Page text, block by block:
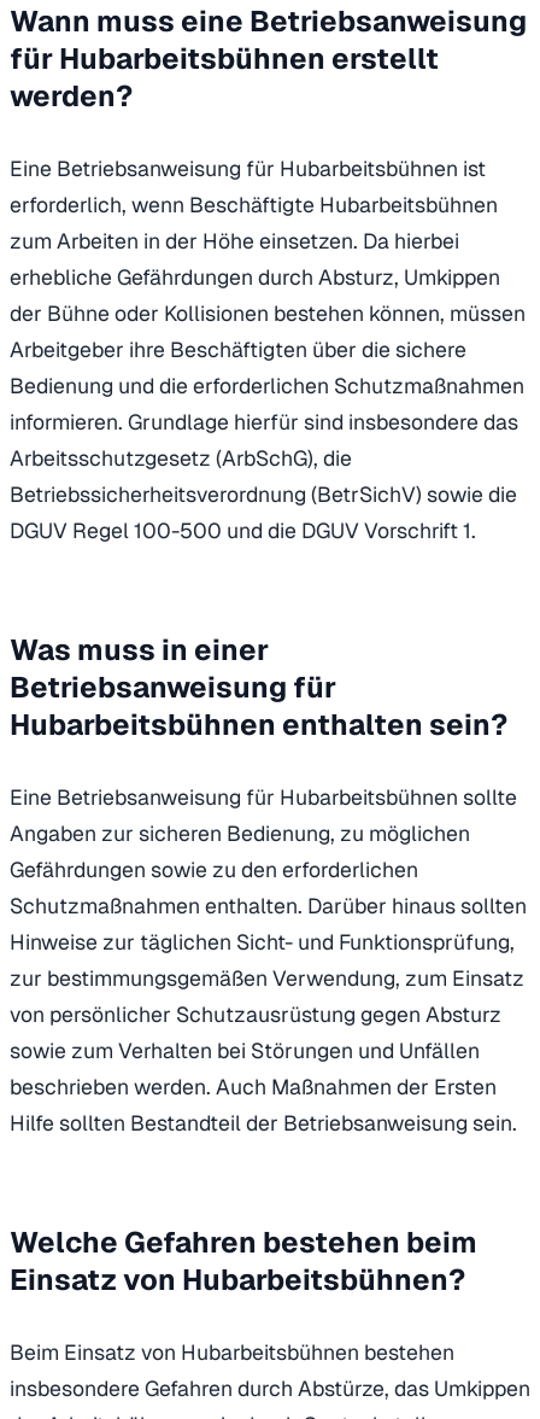
Wann muss eine Betriebsanweisung
für Hubarbeitsbühnen erstellt
werden?
Eine Betriebsanweisung für Hubarbeitsbühnen ist
erforderlich, wenn Beschäftigte Hubarbeitsbühnen
zum Arbeiten in der Höhe einsetzen. Da hierbei
erhebliche Gefährdungen durch Absturz, Umkippen
der Bühne oder Kollisionen bestehen können, müssen
Arbeitgeber ihre Beschäftigten über die sichere
Bedienung und die erforderlichen Schutzmaßnahmen
informieren. Grundlage hierfür sind insbesondere das
Arbeitsschutzgesetz (ArbSchG), die
Betriebssicherheitsverordnung (BetrSichV) sowie die
DGUV Regel 100-500 und die DGUV Vorschrift 1.
Was muss in einer
Betriebsanweisung für
Hubarbeitsbühnen enthalten sein?
Eine Betriebsanweisung für Hubarbeitsbühnen sollte
Angaben zur sicheren Bedienung, zu möglichen
Gefährdungen sowie zu den erforderlichen
Schutzmaßnahmen enthalten. Darüber hinaus sollten
Hinweise zur täglichen Sicht- und Funktionsprüfung,
zur bestimmungsgemäßen Verwendung, zum Einsatz
von persönlicher Schutzausrüstung gegen Absturz
sowie zum Verhalten bei Störungen und Unfällen
beschrieben werden. Auch Maßnahmen der Ersten
Hilfe sollten Bestandteil der Betriebsanweisung sein.
Welche Gefahren bestehen beim
Einsatz von Hubarbeitsbühnen?
Beim Einsatz von Hubarbeitsbühnen bestehen
insbesondere Gefahren durch Abstürze, das Umkippen